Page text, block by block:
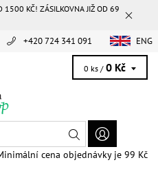
1500 KČ! ZÁSILKOVNA JIŽ OD 69
+420 724 341 091 ENG
0 ks / 0 Kč
cena objednávky je 99 Kč